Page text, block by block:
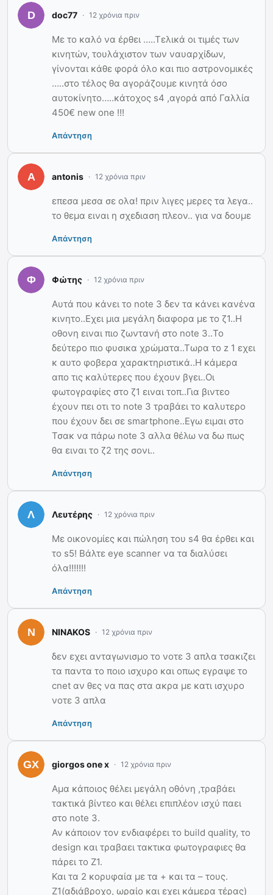
doc77 12 χρόνια πριν
Με το καλό να έρθει …..Τελικά οι τιμές των
κινητών, τουλάχιστον των ναυαρχίδων,
γίνονται κάθε φορά όλο και πιο αστρονομικές
…..στο τέλος θα αγοράζουμε κινητά όσο
αυτοκίνητο…..κάτοχος s4 ,αγορά από Γαλλία
450€ new one !!!
Απάντηση
antonis 12 χρόνια πριν
επεσα μεσα σε ολα! πριν λιγες μερες τα λεγα..
το θεμα ειναι η σχεδιαση πλεον.. για να δουμε
Απάντηση
Φώτης 12 χρόνια πριν
Αυτά που κάνει το note 3 δεν τα κάνει κανένα
κινητο..Εχει μια μεγάλη διαφορα με το ζ1..Η
οθονη ειναι πιο ζωντανή στο note 3..Το
δεύτερο πιο φυσικα χρώματα..Τωρα το z 1 εχει
κ αυτο φοβερα χαρακτηριστικά..Η κάμερα
απο τις καλύτερες που έχουν βγει..Οι
φωτογραφίες στο ζ1 ειναι τοπ..Για βιντεο
έχουν πει οτι το note 3 τραβάει το καλυτερο
που έχουν δει σε smartphone..Εγω ειμαι στο
Τσακ να πάρω note 3 αλλα θέλω να δω πως
θα ειναι το ζ2 της σονι..
Απάντηση
Λευτέρης 12 χρόνια πριν
Με οικονομίες και πώληση του s4 θα έρθει και
το s5! Βάλτε eye scanner να τα διαλύσει
όλα!!!!!!!
Απάντηση
NINAKOS 12 χρόνια πριν
δεν εχει ανταγωνισμο το νοτε 3 απλα τσακιζει
τα παντα το ποιο ισχυρο και οπως εγραψε το
cnet αν θες να πας στα ακρα με κατι ισχυρο
νοτε 3 απλα
Απάντηση
giorgos one x 12 χρόνια πριν
Αμα κάποιος θέλει μεγάλη οθόνη ,τραβάει
τακτικά βίντεο και θέλει επιπλέον ισχύ παει
στο note 3.
Αν κάποιον τον ενδιαφέρει το build quality, το
design και τραβαει τακτικα φωτογραφιες θα
πάρει το Ζ1.
Και τα 2 κορυφαία με τα + και τα – τους.
Ζ1(αδιάβροχο, ωραίο και εχει κάμερα τέρας)